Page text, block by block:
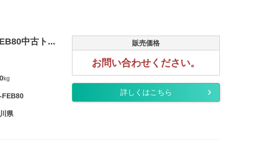
中古ト...
kg
FEB80
県
販売価格
お問い合わせください。
詳しくはこちら